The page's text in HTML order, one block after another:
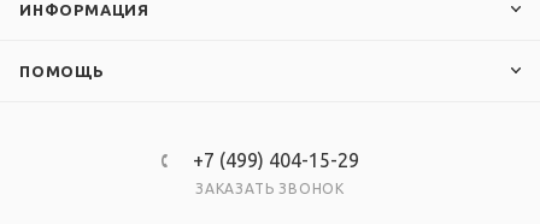
ИНФОРМАЦИЯ
ПОМОЩЬ
+7 (499) 404-15-29
ЗАКАЗАТЬ ЗВОНОК